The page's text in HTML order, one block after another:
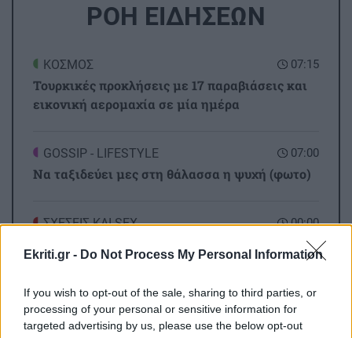
Ekriti.gr - Do Not Process My Personal Information
If you wish to opt-out of the sale, sharing to third parties, or
processing of your personal or sensitive information for
targeted advertising by us, please use the below opt-out
ΡΟΗ ΕΙΔΗΣΕΩΝ
07:15
ΚΟΣΜΟΣ
Τουρκικές προκλήσεις με 17 παραβιάσεις και
εικονική αερομαχία σε μία ημέρα
07:00
GOSSIP - LIFESTYLE
Να ταξιδεύει μες στη θάλασσα η ψυχή (φωτο)
00:00
ΣΧΕΣΕΙΣ ΚΑΙ SEX
Χρήματα και σχέση: Πώς να μιλήσετε χωρίς να
καταλήξετε σε καβγά
23:00
GOSSIP - LIFESTYLE
Η Μπάρμπρα Στρέιζαντ υπογράφει το πρώτο